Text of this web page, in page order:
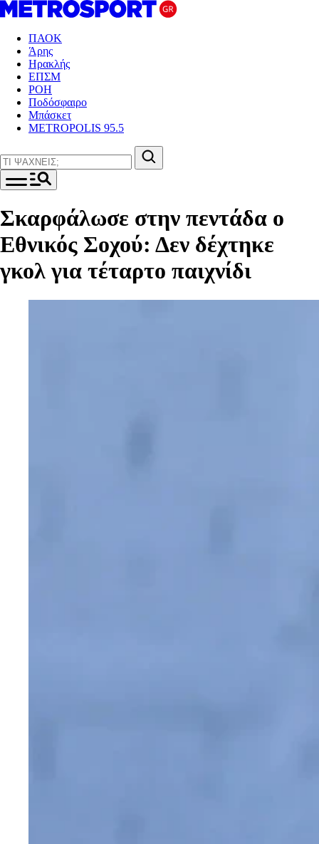
ΠΑΟΚ
Άρης
Ηρακλής
ΕΠΣΜ
ΡΟΗ
Ποδόσφαιρο
Μπάσκετ
METROPOLIS 95.5
Σκαρφάλωσε στην πεντάδα ο
Εθνικός Σοχού: Δεν δέχτηκε
γκολ για τέταρτο παιχνίδι